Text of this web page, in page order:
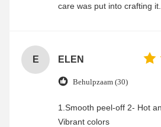
care was put into crafting
E ELEN
Behulpzaam (30)
1.Smooth peel-off 2- Hot
Vibrant colors